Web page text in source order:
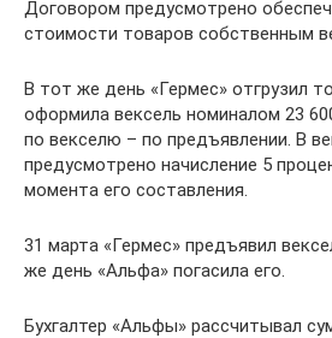
Договором предусмотрено
стоимости товаров собственным
В тот же день «Гермес» отгрузил
оформила вексель номиналом 23
по векселю – по предъявлении. В
предусмотрено начисление 5
момента его составления.
31 марта «Гермес» предъявил
же день «Альфа» погасила его.
Бухгалтер «Альфы» рассчитывал